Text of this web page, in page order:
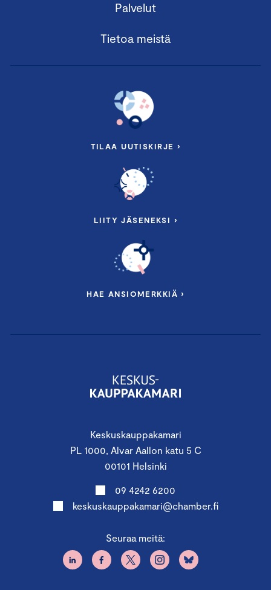
Keskuskauppakamari
PL 1000, Alvar Aallon katu 5 C
00101 Helsinki
09 4242 6200
keskuskauppakamari@chamber.fi
Seuraa meitä:
Palvelut
Tietoa meistä
TILAA UUTISKIRJE ›
LIITY JÄSENEKSI ›
HAE ANSIOMERKKIÄ ›